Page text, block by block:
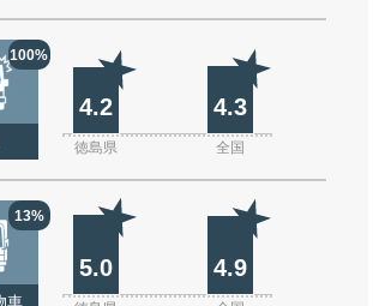
100%
4.2 4.3
徳島県 全国
13%
車
5.0 4.9